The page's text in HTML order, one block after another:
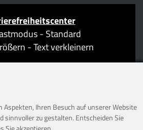
Aspekten, Ihren Besuch auf unserer Website
sinnvoller zu gestalten. Entscheiden Sie
- Standard
-Text verkleinern